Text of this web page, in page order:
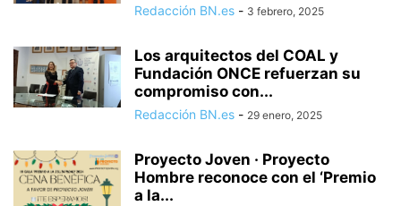
Redacción BN.es - 3 febrero, 2025
Los arquitectos del COAL y
Fundación ONCE refuerzan su
compromiso con...
Redacción BN.es - 29 enero, 2025
Proyecto Joven · Proyecto
Hombre reconoce con el ‘Premio
a la...